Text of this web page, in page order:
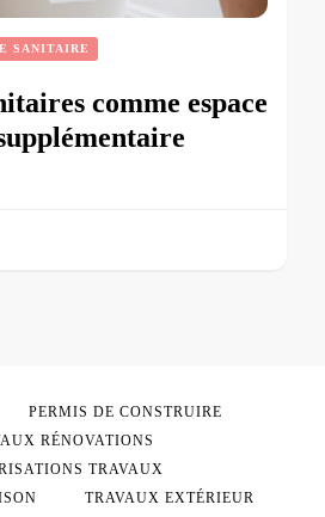
SANITAIRE
comme espace
PERMIS DE CONSTRUIRE
RÉNOVATIONS
TRAVAUX
TRAVAUX EXTÉRIEUR